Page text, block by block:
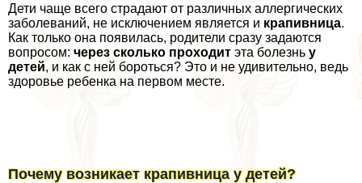
Дети чаще всего страдают от различных аллергических
заболеваний, не исключением является и крапивница.
Как только она появилась, родители сразу задаются
вопросом: через сколько проходит эта болезнь у
детей, и как с ней бороться? Это и не удивительно, ведь
здоровье ребенка на первом месте.
Почему возникает крапивница у детей?